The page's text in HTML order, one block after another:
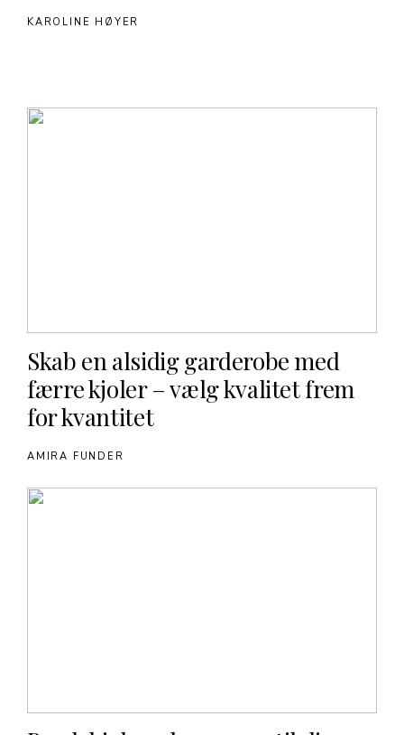
KAROLINE HØYER
Skab en alsidig garderobe med
færre kjoler – vælg kvalitet frem
for kvantitet
AMIRA FUNDER